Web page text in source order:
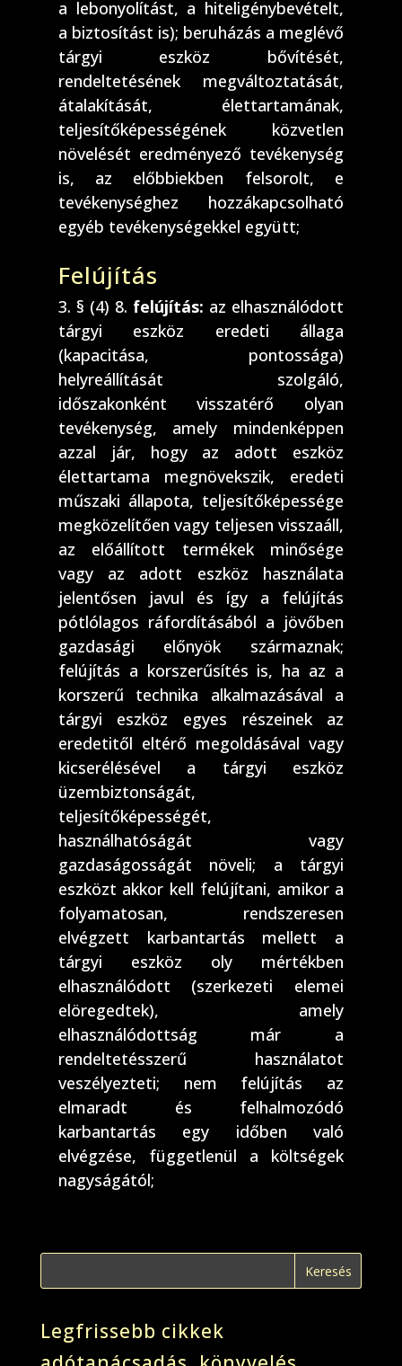
a lebonyolítást, a hiteligénybevételt,
a biztosítást is); beruházás a meglévő
tárgyi eszköz bővítését,
rendeltetésének megváltoztatását,
átalakítását, élettartamának,
teljesítőképességének közvetlen
növelését eredményező tevékenység
is, az előbbiekben felsorolt, e
tevékenységhez hozzákapcsolható
egyéb tevékenységekkel együtt;
Felújítás
3. § (4) 8. felújítás: az elhasználódott
tárgyi eszköz eredeti állaga
(kapacitása, pontossága)
helyreállítását szolgáló,
időszakonként visszatérő olyan
tevékenység, amely mindenképpen
azzal jár, hogy az adott eszköz
élettartama megnövekszik, eredeti
műszaki állapota, teljesítőképessége
megközelítően vagy teljesen visszaáll,
az előállított termékek minősége
vagy az adott eszköz használata
jelentősen javul és így a felújítás
pótlólagos ráfordításából a jövőben
gazdasági előnyök származnak;
felújítás a korszerűsítés is, ha az a
korszerű technika alkalmazásával a
tárgyi eszköz egyes részeinek az
eredetitől eltérő megoldásával vagy
kicserélésével a tárgyi eszköz
üzembiztonságát,
teljesítőképességét,
használhatóságát vagy
gazdaságosságát növeli; a tárgyi
eszközt akkor kell felújítani, amikor a
folyamatosan, rendszeresen
elvégzett karbantartás mellett a
tárgyi eszköz oly mértékben
elhasználódott (szerkezeti elemei
elöregedtek), amely
elhasználódottság már a
rendeltetésszerű használatot
veszélyezteti; nem felújítás az
elmaradt és felhalmozódó
karbantartás egy időben való
elvégzése, függetlenül a költségek
nagyságától;
Legfrissebb cikkek